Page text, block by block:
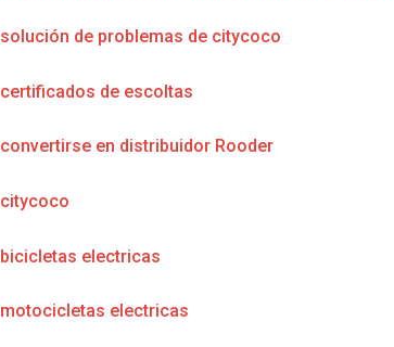
solución de problemas de citycoco
certificados de escoltas
convertirse en distribuidor Rooder
citycoco
bicicletas electricas
motocicletas electricas